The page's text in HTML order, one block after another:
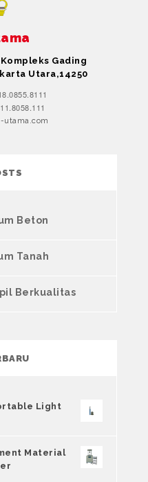
Gading
Utara,14250
utama.com
Beton
Tanah
Berkualitas
Light
Material